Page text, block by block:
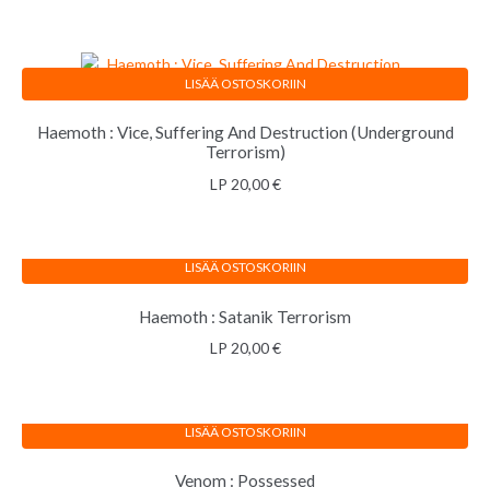
Haemoth : Vice, Suffering And Destruction (Underground
Terrorism)
LP 20,00€
LISÄÄ OSTOSKORIIN
Haemoth : Satanik Terrorism
LP 20,00€
LISÄÄ OSTOSKORIIN
Venom : Possessed
LISÄÄ OSTOSKORIIN